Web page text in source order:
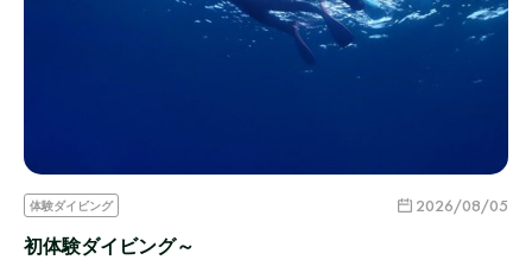
体験ダイビング 2026/08/05
初体験ダイビング～